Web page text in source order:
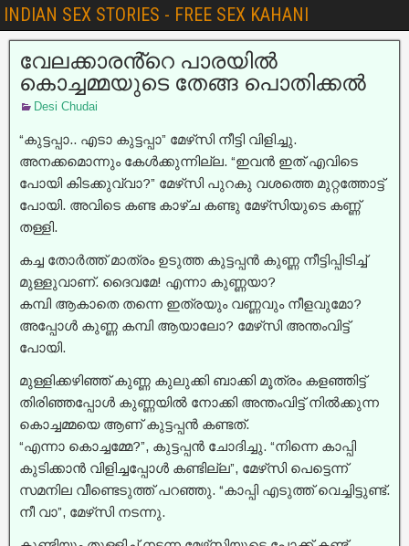
INDIAN SEX STORIES - FREE SEX KAHANI
വേലക്കാരൻ്റെ പാരയിൽ
കൊച്ചമ്മയുടെ തേങ്ങ പൊതിക്കൽ
Desi Chudai
“കുട്ടപ്പാ.. എടാ കുട്ടപ്പാ” മേഴ്‌സി നീട്ടി വിളിച്ചു.
അനക്കമൊന്നും കേൾക്കുന്നില്ല. “ഇവൻ ഇത് എവിടെ
പോയി കിടക്കുവ്വാ?” മേഴ്‌സി പുറകു വശത്തെ മുറ്റത്തോട്ട്
പോയി. അവിടെ കണ്ട കാഴ്ച കണ്ടു മേഴ്‌സിയുടെ കണ്ണ്
തള്ളി.
കച്ച തോർത്ത് മാത്രം ഉടുത്ത കുട്ടപ്പൻ കുണ്ണ നീട്ടിപ്പിടിച്ച്‌
മുള്ളുവാണ്. ദൈവമേ! എന്നാ കുണ്ണയാ?
കമ്പി ആകാതെ തന്നെ ഇത്രയും വണ്ണവും നീളവുമോ?
അപ്പോൾ കുണ്ണ കമ്പി ആയാലോ? മേഴ്‌സി അന്തംവിട്ട്
പോയി.
മുള്ളിക്കഴിഞ്ഞ് കുണ്ണ കുലുക്കി ബാക്കി മൂത്രം കളഞ്ഞിട്ട്
തിരിഞ്ഞപ്പോൾ കുണ്ണയിൽ നോക്കി അന്തംവിട്ട് നിൽക്കുന്ന
കൊച്ചമ്മയെ ആണ് കുട്ടപ്പൻ കണ്ടത്.
“എന്നാ കൊച്ചമ്മേ?”, കുട്ടപ്പൻ ചോദിച്ചു. “നിന്നെ കാപ്പി
കുടിക്കാൻ വിളിച്ചപ്പോൾ കണ്ടില്ല”, മേഴ്‌സി പെട്ടെന്ന്
സമനില വീണ്ടെടുത്ത് പറഞ്ഞു. “കാപ്പി എടുത്ത് വെച്ചിട്ടുണ്ട്.
നീ വാ”, മേഴ്‌സി നടന്നു.